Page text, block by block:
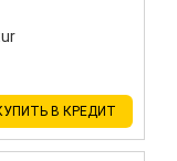
В КРЕДИТ